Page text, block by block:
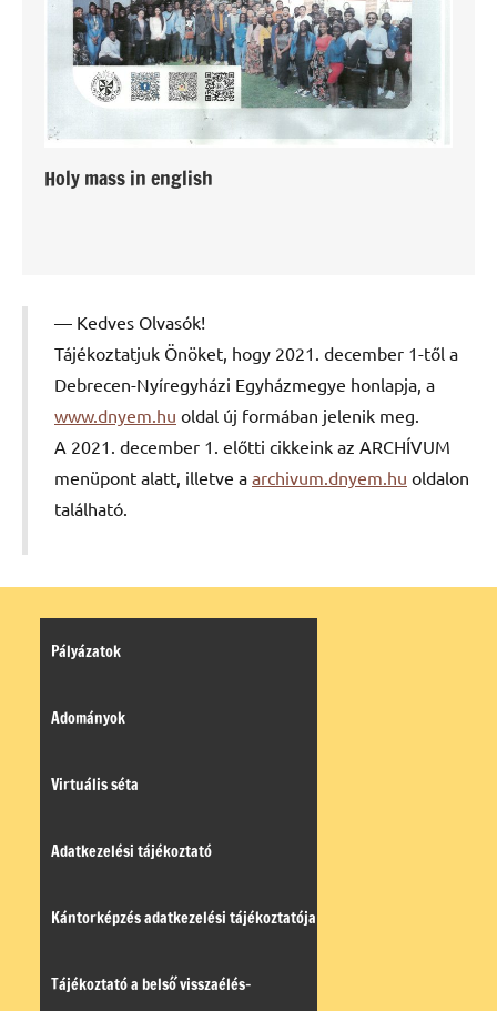
Holy mass in english
Kedves Olvasók!
Tájékoztatjuk Önöket, hogy 2021. december 1-től a
Debrecen-Nyíregyházi Egyházmegye honlapja, a
www.dnyem.hu oldal új formában jelenik meg.
A 2021. december 1. előtti cikkeink az ARCHÍVUM
menüpont alatt, illetve a archivum.dnyem.hu oldalon
található.
Pályázatok
Adományok
Virtuális séta
Adatkezelési tájékoztató
Kántorképzés adatkezelési tájékoztatója
Tájékoztató a belső visszaélés-